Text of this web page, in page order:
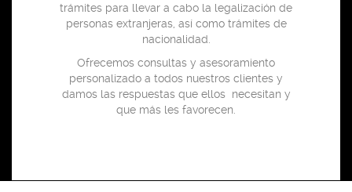
trámites para llevar a cabo la legalización de
personas extranjeras, así como trámites de
nacionalidad.
Ofrecemos consultas y asesoramiento
personalizado a todos nuestros clientes y
damos las respuestas que ellos necesitan y
que más les favorecen.